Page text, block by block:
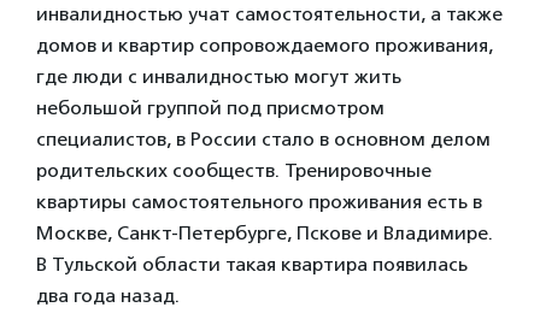
инвалидностью учат самостоятельности, а также
домов и квартир сопровождаемого проживания,
где люди с инвалидностью могут жить
небольшой группой под присмотром
специалистов, в России стало в основном делом
родительских сообществ. Тренировочные
квартиры самостоятельного проживания есть в
Москве, Санкт-Петербурге, Пскове и Владимире.
В Тульской области такая квартира появилась
два года назад.